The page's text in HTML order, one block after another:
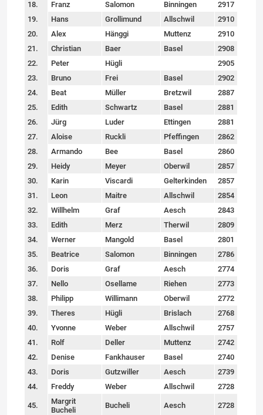
18.
Franz Salomon Binningen
2917
19.
Hans Grollimund Allschwil
2910
20.
Alex Hänggi Muttenz
2910
21.
Christian Baer Basel
2908
22.
Peter Hügli
2905
23.
Bruno Frei Basel
2902
24.
Beat Müller Bretzwil
2887
25.
Edith Schwartz Basel
2881
26.
Jürg Luder Ettingen
2881
27.
Aloise Ruckli Pfeffingen
2862
28.
Armando Bee Basel
2860
29.
Heidy Meyer Oberwil
2857
30.
Karin Viscardi Gelterkinden
2857
31.
Leon Maitre Allschwil
2854
32.
Willhelm Graf Aesch
2843
33.
Edith Merz Therwil
2809
34.
Werner Mangold Basel
2801
35.
Beatrice Salomon Binningen
2786
36.
Doris Graf Aesch
2774
37.
Nello Osellame Riehen
2773
38.
Philipp Willimann Oberwil
2772
39.
Theres Hügli Brislach
2768
40.
Yvonne Weber Allschwil
2757
41.
Rolf Deller Muttenz
2742
42.
Denise Fankhauser Basel
2740
43.
Doris Gutzwiller Aesch
2739
44.
Freddy Weber Allschwil 2728
45.
Margrit
Bucheli
Bucheli Aesch 2728